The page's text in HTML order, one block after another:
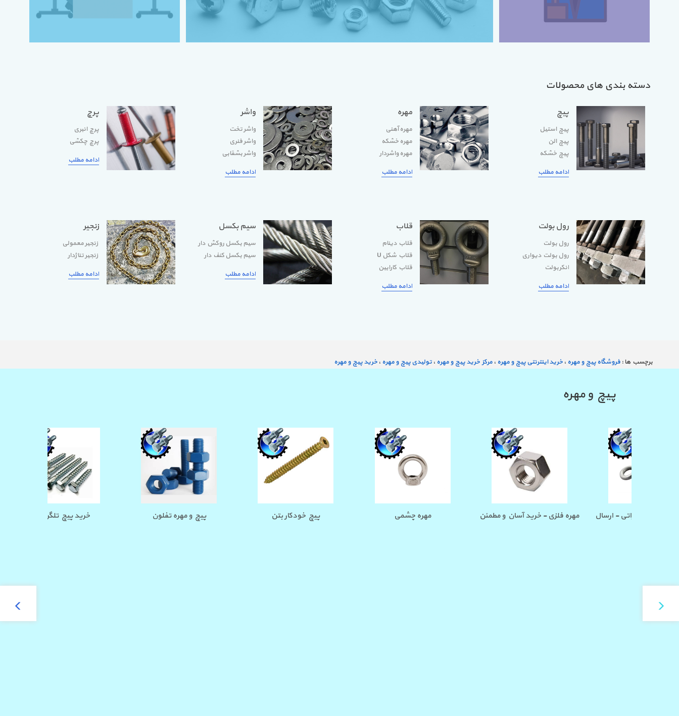
دسته بندی های محصولات
پیچ
پیچ استیل
پیچ الن
پیچ خشکه
ادامه مطلب
مهره
مهره آهنی
مهره خشکه
مهره واشردار
ادامه مطلب
واشر
واشر تخت
واشر فنری
واشر بشقابی
ادامه مطلب
پرچ
پرچ انبری
پرچ چکشی
ادامه مطلب
رول بولت
رول بولت
رول بولت دیواری
انکربولت
ادامه مطلب
قلاب
قلاب دینام
قلاب شکل U
قلاب کارابین
ادامه مطلب
سیم بکسل
سیم بکسل روکش دار
سیم بکسل کنف دار
ادامه مطلب
زنجیر
زنجیر معمولی
زنجیر تناژدار
ادامه مطلب
برچسب ها : فروشگاه پیچ و مهره ، خرید اینترنتی پیچ و مهره ، مرکز خرید پیچ و مهره ، تولیدی پیچ و مهره ، خرید پیچ و مهره
پیچ و مهره
پیچ و مهره تفلون پیچ خودکار بتن مهره فلزی - خرید آسان و مطمئن
خرید پیچ قلاب مخابراتی - ارسال